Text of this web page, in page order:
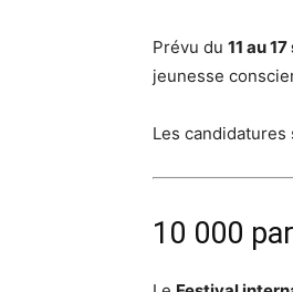
Prévu du 11 au
jeunesse
Les candidatures
10 000